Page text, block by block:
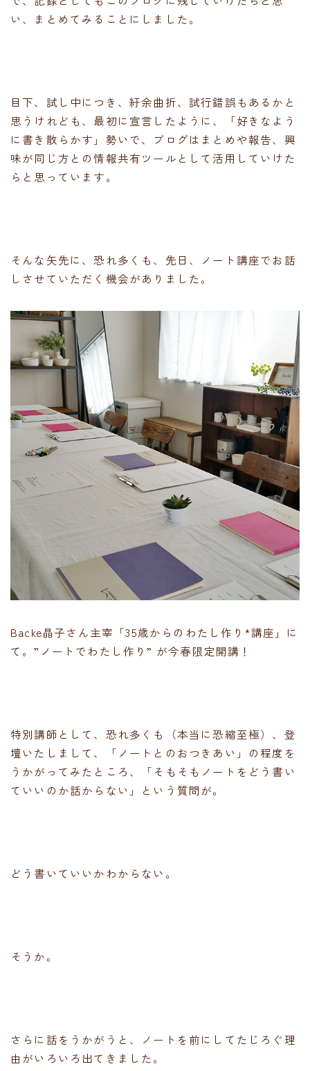
い、まとめてみることにしました。
目下、試し中につき、紆余曲折、試行錯誤もあるかと
思うけれども、最初に宣言したように、「好きなよう
に書き散らかす」勢いで、ブログはまとめや報告、興
味が同じ方との情報共有ツールとして活用していけた
らと思っています。
そんな矢先に、恐れ多くも、先日、ノート講座でお話
しさせていただく機会がありました。
Backe晶子さん主宰「35歳からのわたし作り*講座」に
て。”ノートでわたし作り” が今春限定開講！
特別講師として、恐れ多くも（本当に恐縮至極）、登
壇いたしまして、「ノートとのおつきあい」の程度を
うかがってみたところ、「そもそもノートをどう書い
ていいのか話からない」という質問が。
どう書いていいかわからない。
そうか。
さらに話をうかがうと、ノートを前にしてたじろぐ理
由がいろいろ出てきました。